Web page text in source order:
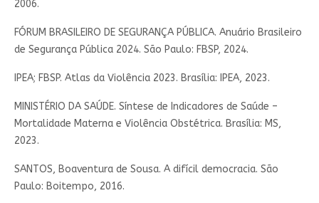
2006.
FÓRUM BRASILEIRO DE SEGURANÇA PÚBLICA. Anuário Brasileiro
de Segurança Pública 2024. São Paulo: FBSP, 2024.
IPEA; FBSP. Atlas da Violência 2023. Brasília: IPEA, 2023.
MINISTÉRIO DA SAÚDE. Síntese de Indicadores de Saúde –
Mortalidade Materna e Violência Obstétrica. Brasília: MS,
2023.
SANTOS, Boaventura de Sousa. A difícil democracia. São
Paulo: Boitempo, 2016.